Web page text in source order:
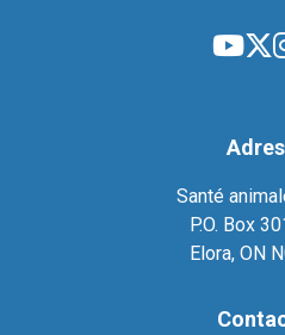
Santé
P.O. Box
Elora, ON